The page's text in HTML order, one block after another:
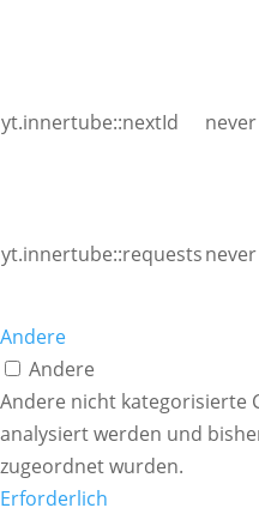
yt.innertube::nextId never
yt.innertube::requestsnever
Andere
Andere
Andere nicht kategorisierte
analysiert werden und
zugeordnet wurden.
Erforderlich